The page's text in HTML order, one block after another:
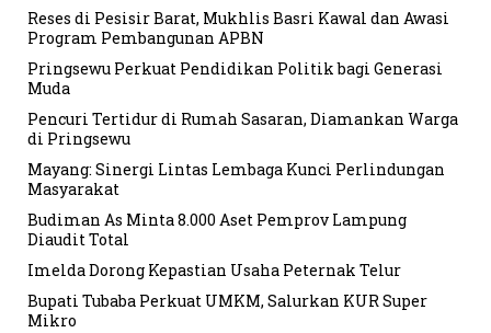
Reses di Pesisir Barat, Mukhlis Basri Kawal dan Awasi
Program Pembangunan APBN
Pringsewu Perkuat Pendidikan Politik bagi Generasi
Muda
Pencuri Tertidur di Rumah Sasaran, Diamankan Warga
di Pringsewu
Mayang: Sinergi Lintas Lembaga Kunci Perlindungan
Masyarakat
Budiman As Minta 8.000 Aset Pemprov Lampung
Diaudit Total
Imelda Dorong Kepastian Usaha Peternak Telur
Bupati Tubaba Perkuat UMKM, Salurkan KUR Super
Mikro